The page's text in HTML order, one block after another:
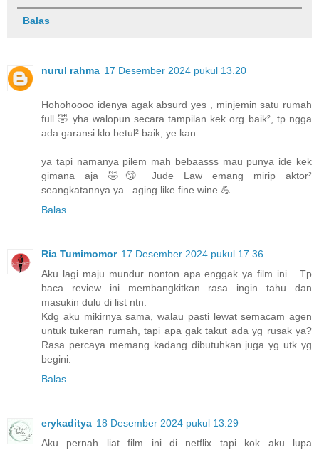
Balas
nurul rahma 17 Desember 2024 pukul 13.20
Hohohoooo idenya agak absurd yes , minjemin satu rumah
full 🤣 yha walopun secara tampilan kek org baik², tp ngga
ada garansi klo betul² baik, ye kan.
ya tapi namanya pilem mah bebaasss mau punya ide kek
gimana aja 🤣😴 Jude Law emang mirip aktor²
seangkatannya ya...aging like fine wine 💪
Balas
Ria Tumimomor 17 Desember 2024 pukul 17.36
Aku lagi maju mundur nonton apa enggak ya film ini... Tp
baca review ini membangkitkan rasa ingin tahu dan
masukin dulu di list ntn.
Kdg aku mikirnya sama, walau pasti lewat semacam agen
untuk tukeran rumah, tapi apa gak takut ada yg rusak ya?
Rasa percaya memang kadang dibutuhkan juga yg utk yg
begini.
Balas
erykaditya 18 Desember 2024 pukul 13.29
Aku pernah liat film ini di netflix tapi kok aku lupa